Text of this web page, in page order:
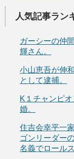
人気記事ラン
ガーシーの仲
輝さん。
小山恵吾が伸
として逮捕。
K１チャンピ
婚。
住吉会幸平一
ゴンリーダー
名義でロール